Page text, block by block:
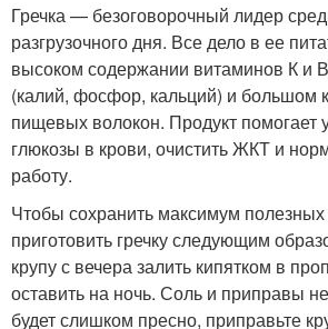
Гречка — безоговорочный лидер
разгрузочного дня. Все дело в ее
высоком содержании витаминов К и
(калий, фосфор, кальций) и большом
пищевых волокон. Продукт помогает
глюкозы в крови, очистить ЖКТ и
работу.
Чтобы сохранить максимум
приготовить гречку следующим
крупу с вечера залить кипятком в
оставить на ночь. Соль и приправы
будет слишком пресно, приправьте